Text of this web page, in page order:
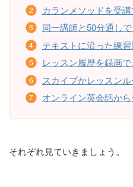
カランメソッドを受
同一講師と50分通し
テキストに沿った練
レッスン履歴を録画で
スカイプかレッスン
オンライン英会話か
それぞれ見ていきましょう。